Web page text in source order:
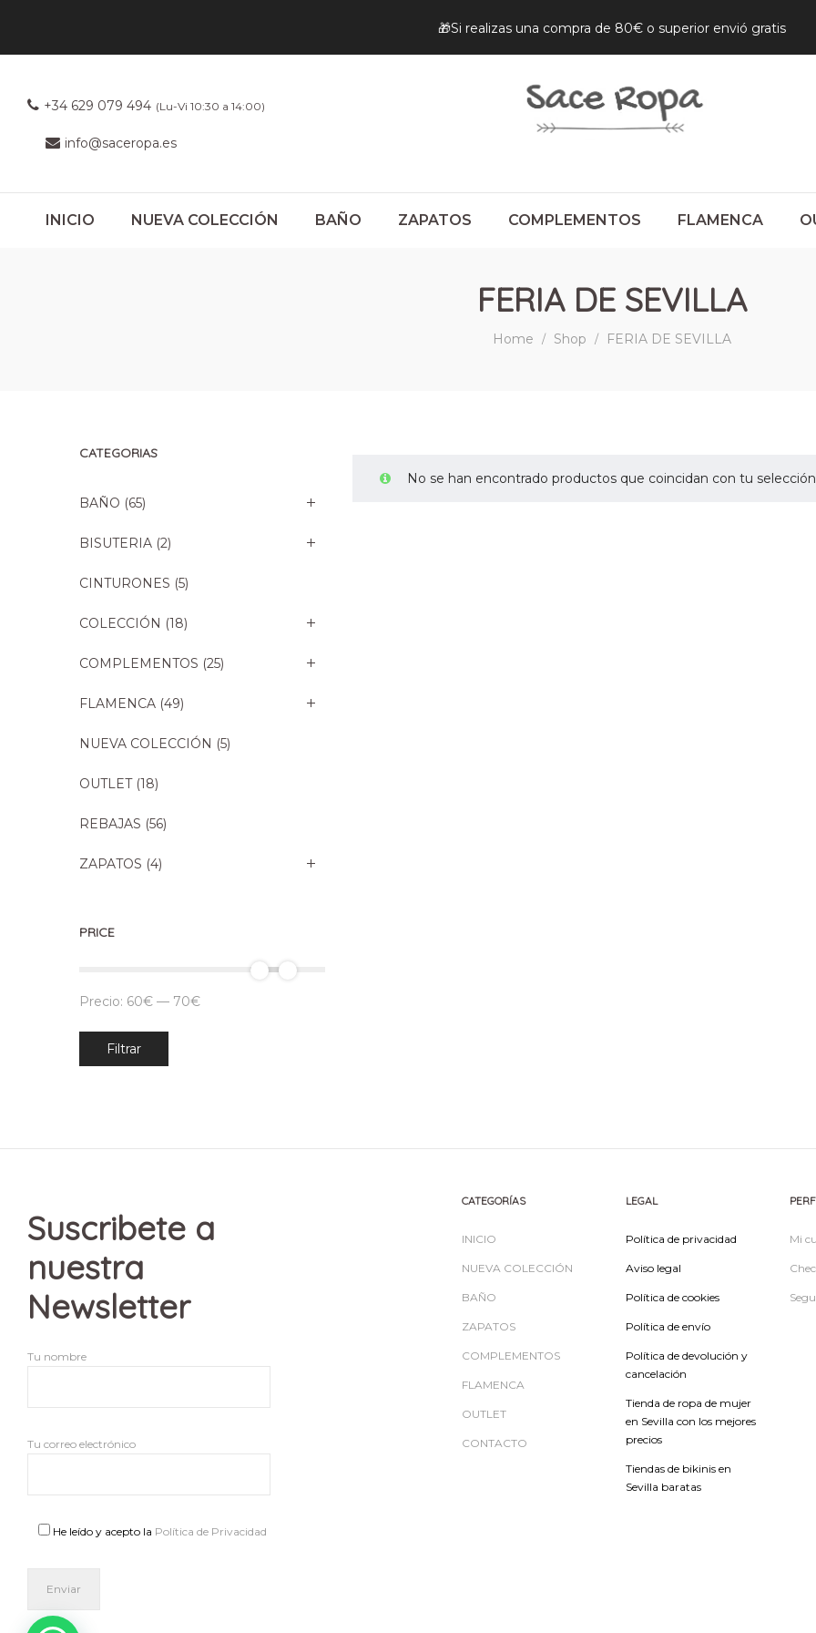
🎁Si realizas una compra de 80€ o superior envió gratis
+34 629 079 494 (Lu-Vi 10:30 a 14:00)
info@saceropa.es
INICIO NUEVA COLECCIÓN BAÑO ZAPATOS COMPLEMENTOS FLAMENCA
FERIA DE SEVILLA
Home / Shop / FERIA DE SEVILLA
No se han encontrado productos que coincidan con tu
CATEGORIAS
BAÑO (65)
BISUTERIA (2)
CINTURONES (5)
COLECCIÓN (18)
COMPLEMENTOS (25)
FLAMENCA (49)
NUEVA COLECCIÓN (5)
OUTLET (18)
REBAJAS (56)
ZAPATOS (4)
PRICE
Precio
mínimo
Precio
máximo
Filtrar
Precio: 60€ — 70€
Suscribete a
nuestra
Newsletter
Tu nombre
Tu correo electrónico
He leído y acepto la Política de Privacidad
CATEGORÍAS
INICIO
NUEVA COLECCIÓN
BAÑO
ZAPATOS
COMPLEMENTOS
FLAMENCA
OUTLET
CONTACTO
LEGAL
Política de privacidad
Aviso legal
Política de cookies
Política de envío
Política de devolución y
cancelación
Tienda de ropa de mujer
en Sevilla con los mejores
precios
Tiendas de bikinis en
Sevilla baratas
Mi